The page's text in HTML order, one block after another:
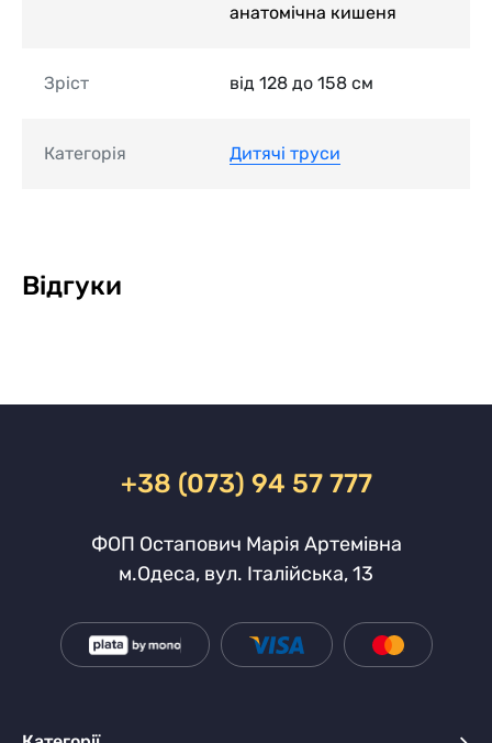
анатомічна кишеня
Зріст від 128 до 158 см
Категорія Дитячі труси
Відгуки
+38 (073) 94 57 777
ФОП Остапович Марія Артемівна
м.Одеса, вул. Італійська, 13